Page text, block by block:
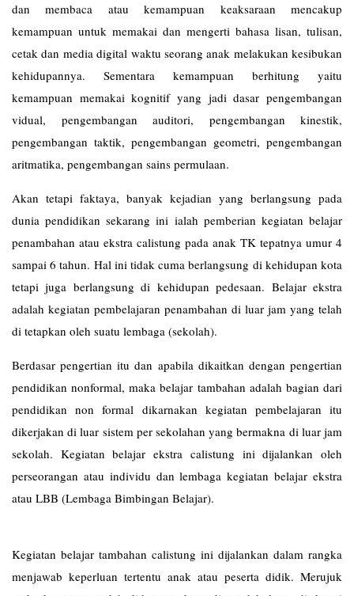
dan membaca atau kemampuan keaksaraan mencakup
kemampuan untuk memakai dan mengerti bahasa lisan, tulisan,
cetak dan media digital waktu seorang anak melakukan kesibukan
kehidupannya. Sementara kemampuan berhitung yaitu
kemampuan memakai kognitif yang jadi dasar pengembangan
vidual, pengembangan auditori, pengembangan kinestik,
pengembangan taktik, pengembangan geometri, pengembangan
aritmatika, pengembangan sains permulaan.
Akan tetapi faktaya, banyak kejadian yang berlangsung pada
dunia pendidikan sekarang ini ialah pemberian kegiatan belajar
penambahan atau ekstra calistung pada anak TK tepatnya umur 4
sampai 6 tahun. Hal ini tidak cuma berlangsung di kehidupan kota
tetapi juga berlangsung di kehidupan pedesaan. Belajar ekstra
adalah kegiatan pembelajaran penambahan di luar jam yang telah
di tetapkan oleh suatu lembaga (sekolah).
Berdasar pengertian itu dan apabila dikaitkan dengan pengertian
pendidikan nonformal, maka belajar tambahan adalah bagian dari
pendidikan non formal dikarnakan kegiatan pembelajaran itu
dikerjakan di luar sistem per sekolahan yang bermakna di luar jam
sekolah. Kegiatan belajar ekstra calistung ini dijalankan oleh
perseorangan atau individu dan lembaga kegiatan belajar ekstra
atau LBB (Lembaga Bimbingan Belajar).
Kegiatan belajar tambahan calistung ini dijalankan dalam rangka
menjawab keperluan tertentu anak atau peserta didik. Merujuk